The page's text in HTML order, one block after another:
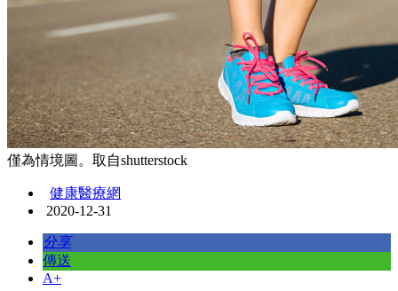
僅為情境圖。取自shutterstock
健康醫療網
2020-12-31
分享
傳送
A+